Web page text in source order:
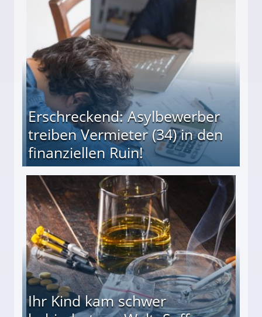
Erschreckend: Asylbewerber
treiben Vermieter (34) in den
finanziellen Ruin!
(34) in den finanziellen Ruin!
Ihr Kind kam schwer